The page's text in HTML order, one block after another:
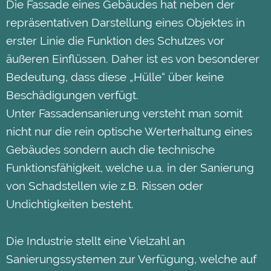
Die Fassade eines Gebäudes hat neben der
repräsentativen Darstellung eines Objektes in
erster Linie die Funktion des Schutzes vor
äußeren Einflüssen. Daher ist es von besonderer
Bedeutung, dass diese „Hülle“ über keine
Beschädigungen verfügt.
Unter Fassadensanierung versteht man somit
nicht nur die rein optische Werterhaltung eines
Gebäudes sondern auch die technische
Funktionsfähigkeit, welche u.a. in der Sanierung
von Schadstellen wie z.B. Rissen oder
Undichtigkeiten besteht.
Die Industrie stellt eine Vielzahl an
Sanierungssystemen zur Verfügung, welche auf